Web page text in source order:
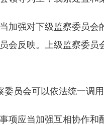
强对下级监察委员会
会反映。上级监察委
会可以依法统一调用
应当加强互相协作和